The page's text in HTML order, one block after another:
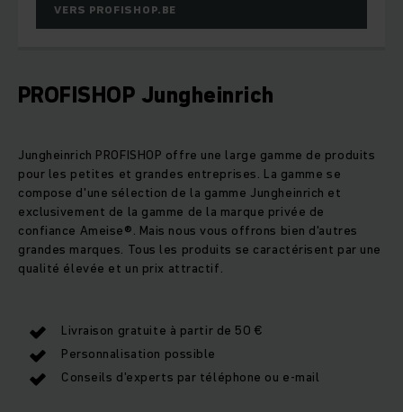
VERS PROFISHOP.BE
PROFISHOP Jungheinrich
Jungheinrich PROFISHOP offre une large gamme de produits
pour les petites et grandes entreprises. La gamme se
compose d'une sélection de la gamme Jungheinrich et
exclusivement de la gamme de la marque privée de
confiance Ameise®. Mais nous vous offrons bien d'autres
grandes marques. Tous les produits se caractérisent par une
qualité élevée et un prix attractif.
Livraison gratuite à partir de 50 €
Personnalisation possible
Conseils d'experts par téléphone ou e-mail